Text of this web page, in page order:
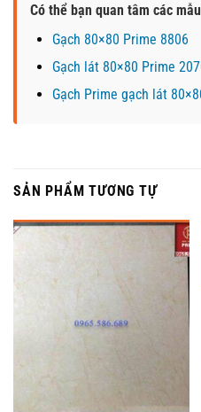
Có thể bạn quan tâm các
Gạch 80×80 Prime 8806
Gạch lát 80×80 Prime
Gạch Prime gạch lát
SẢN PHẨM TƯƠNG TỰ